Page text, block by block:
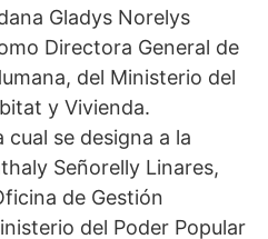
Gladys Norelys
Directora General de
del Ministerio del
y Vivienda.
cual se designa a la
Señorelly Linares,
de Gestión
del Poder Popular